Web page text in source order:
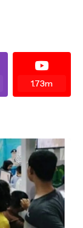
1.73m